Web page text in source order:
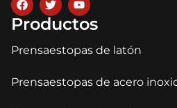
Productos
Prensaestopas de latón
Prensaestopas de acero